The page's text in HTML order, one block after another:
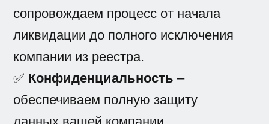
сопровождаем процесс от начала
ликвидации до полного исключения
компании из реестра.
✅ Конфиденциальность –
обеспечиваем полную защиту